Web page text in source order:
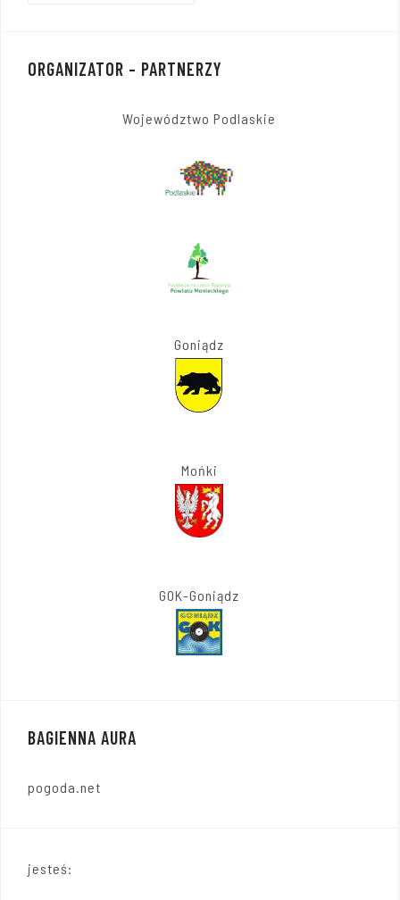
ORGANIZATOR – PARTNERZY
Województwo Podlaskie
Goniądz
Mońki
GOK-Goniądz
BAGIENNA AURA
pogoda.net
jesteś: